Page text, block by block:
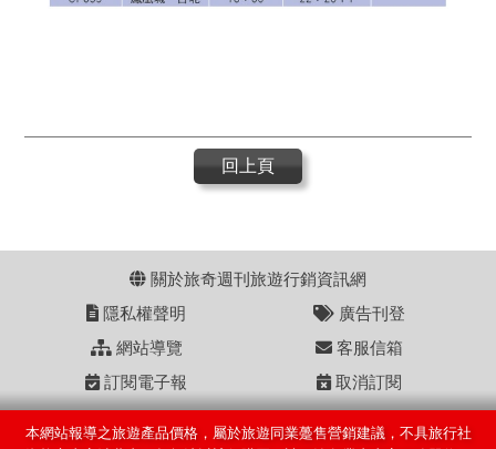
回上頁
關於旅奇週刊旅遊行銷資訊網
隱私權聲明
廣告刊登
網站導覽
客服信箱
訂閱電子報
取消訂閱
本網站報導之旅遊產品價格，屬於旅遊同業躉售營銷建議，不具旅行社